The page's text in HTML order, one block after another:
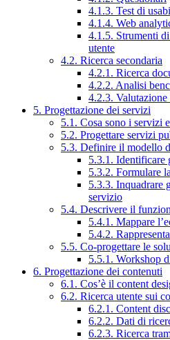
4.1.3. Test di
4.1.4. Web
4.1.5. Strumenti di
utente
4.2. Ricerca secondaria
4.2.1. Ricerca
4.2.2. Analisi
4.2.3. Valutazione
5. Progettazione dei servizi
5.1. Cosa sono i servizi
5.2. Progettare servizi
5.3. Definire il modello
5.3.1.
5.3.2. Formulare
5.3.3. Inquadrare
servizio
5.4. Descrivere il
5.4.1. Mappare
5.4.2.
5.5. Co-progettare le
5.5.1. Workshop
6. Progettazione dei contenuti
6.1. Cos’è il content
6.2. Ricerca utente sui
6.2.1. Content
6.2.2. Dati di
6.2.3. Ricerca